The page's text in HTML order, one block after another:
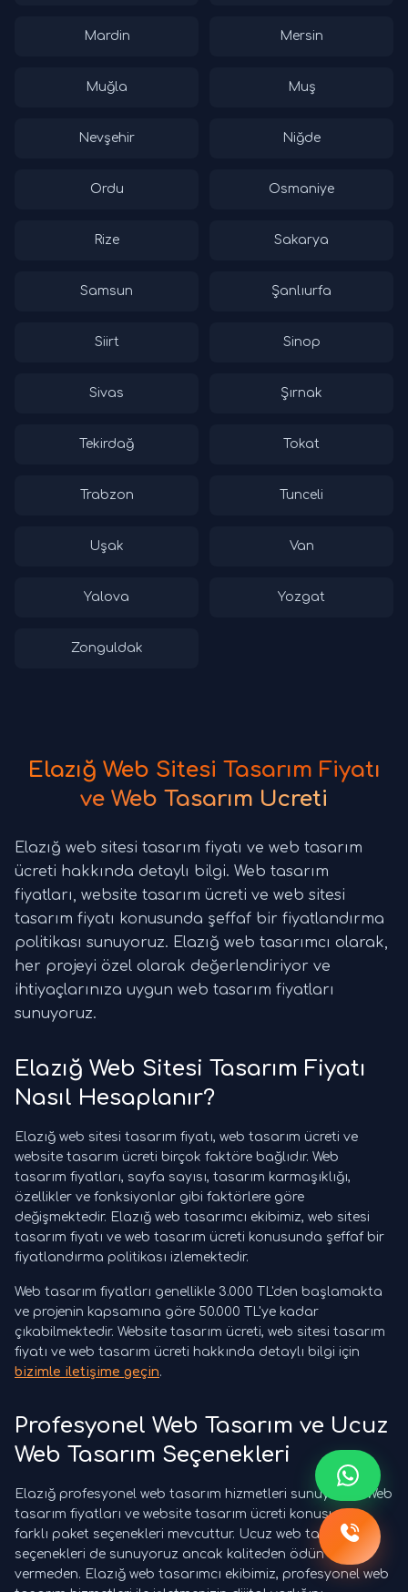
Mardin Mersin
Muğla Muş
Nevşehir Niğde
Ordu Osmaniye
Rize Sakarya
Samsun Şanlıurfa
Siirt Sinop
Sivas Şırnak
Tekirdağ Tokat
Trabzon Tunceli
Uşak Van
Yalova Yozgat
Zonguldak
Elazığ Web Sitesi Tasarım Fiyatı
ve Web Tasarım Ücreti
Elazığ web sitesi tasarım fiyatı ve web tasarım
ücreti hakkında detaylı bilgi. Web tasarım
fiyatları, website tasarım ücreti ve web sitesi
tasarım fiyatı konusunda şeffaf bir fiyatlandırma
politikası sunuyoruz. Elazığ web tasarımcı olarak,
her projeyi özel olarak değerlendiriyor ve
ihtiyaçlarınıza uygun web tasarım fiyatları
sunuyoruz.
Elazığ Web Sitesi Tasarım Fiyatı
Nasıl Hesaplanır?
Elazığ web sitesi tasarım fiyatı, web tasarım ücreti ve
website tasarım ücreti birçok faktöre bağlıdır. Web
tasarım fiyatları, sayfa sayısı, tasarım karmaşıklığı,
özellikler ve fonksiyonlar gibi faktörlere göre
değişmektedir. Elazığ web tasarımcı ekibimiz, web sitesi
tasarım fiyatı ve web tasarım ücreti konusunda şeffaf bir
fiyatlandırma politikası izlemektedir.
Web tasarım fiyatları genellikle 3.000 TL'den başlamakta
ve projenin kapsamına göre 50.000 TL'ye kadar
çıkabilmektedir. Website tasarım ücreti, web sitesi tasarım
fiyatı ve web tasarım ücreti hakkında detaylı bilgi için
bizimle iletişime geçin.
Profesyonel Web Tasarım ve Ucuz
Web Tasarım Seçenekleri
Elazığ profesyonel web tasarım hizmetleri sunuyoruz. Web
tasarım fiyatları ve website tasarım ücreti konusunda
farklı paket seçenekleri mevcuttur. Ucuz web tasarım
seçenekleri de sunuyoruz ancak kaliteden ödün
vermeden. Elazığ web tasarımcı ekibimiz, profesyonel web